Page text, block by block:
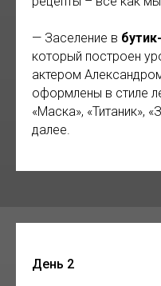
— Заселение в
который построен
актером
оформлены в стиле
«Маска», «Титаник»,
далее.
День 2